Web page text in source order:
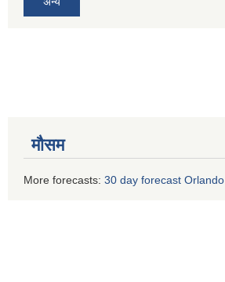
मौसम
More forecasts: 30 day forecast Orlando